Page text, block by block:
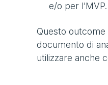
e/o per l’MVP.
Questo outcome
documento di
utilizzare anche